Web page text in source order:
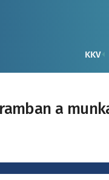
KKV
a